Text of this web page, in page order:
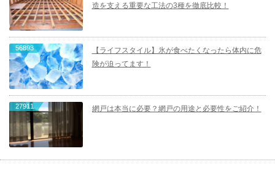
造を支える重要な工法の3種を徹底比較！
56893
【ライフスタイル】氷が食べたくなったら体内に危
険が迫ってます！
27911 網戸は本当に必要？網戸の用途と必要性をご紹介！